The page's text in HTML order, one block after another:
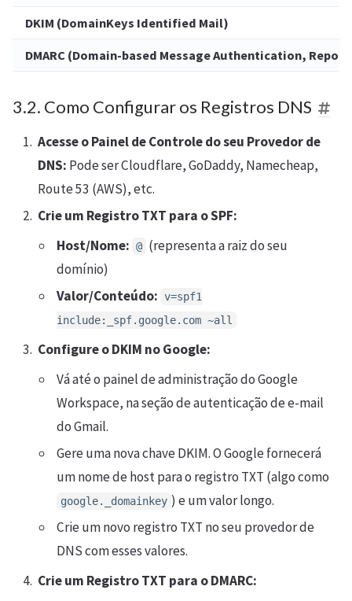
DKIM (DomainKeys Identified Mail)
DMARC (Domain-based Message Authentication,
3.2. Como Configurar os Registros DNS
Acesse o Painel de Controle do seu Provedor de
DNS: Pode ser Cloudflare, GoDaddy, Namecheap,
Route 53 (AWS), etc.
Crie um Registro TXT para o SPF:
Host/Nome: @ (representa a raiz do seu
domínio)
Valor/Conteúdo: v=spf1
include:_spf.google.com ~all
Configure o DKIM no Google:
Vá até o painel de administração do Google
Workspace, na seção de autenticação de e-mail
do Gmail.
Gere uma nova chave DKIM. O Google fornecerá
um nome de host para o registro TXT (algo como
google._domainkey ) e um valor longo.
Crie um novo registro TXT no seu provedor de
DNS com esses valores.
Crie um Registro TXT para o DMARC: